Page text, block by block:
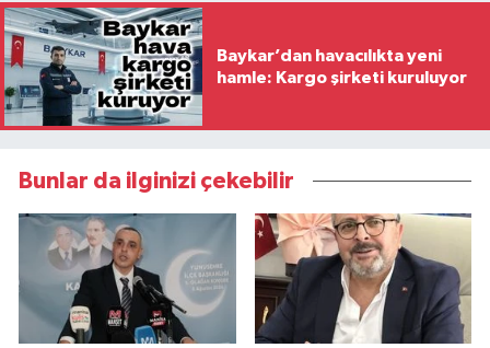
Baykar’dan havacılıkta yeni
hamle: Kargo şirketi kuruluyor
Bunlar da ilginizi çekebilir